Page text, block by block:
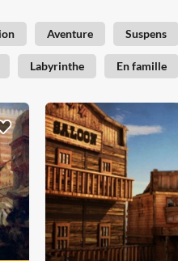
Aventure Suspens
Labyrinthe En famille